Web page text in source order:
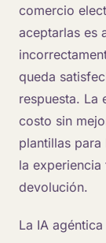
comercio
aceptarlas es
queda
respuesta. La
costo sin
plantillas para
la
devolución.
La IA